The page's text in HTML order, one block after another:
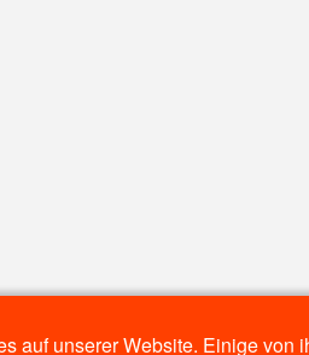
auf unserer Website. Einige